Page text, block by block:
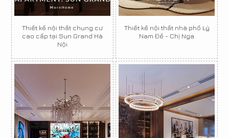
Thiết kế nội thất chung cư
cao cấp tại Sun Grand Hà
Nội
Thiết kế nội thất nhà phố Lý
Nam Đế - Chị Nga